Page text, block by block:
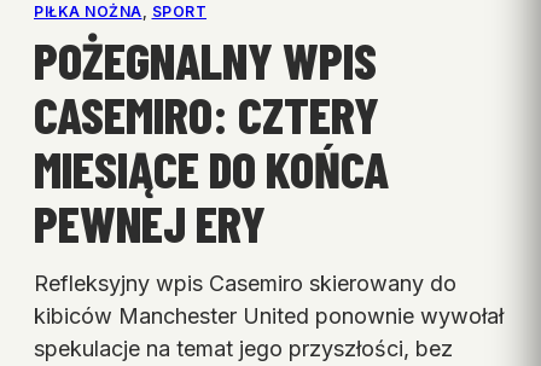
PIŁKA NOŻNA SPORT
POŻEGNALNY WPIS
CASEMIRO: CZTERY
MIESIĄCE DO KOŃCA
PEWNEJ ERY
Refleksyjny wpis Casemiro skierowany do
kibiców Manchester United ponownie wywołał
spekulacje na temat jego przyszłości, bez